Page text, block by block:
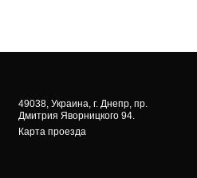
49038, Украина, г. Днепр, пр.
Дмитрия Яворницкого 94.
Карта проезда